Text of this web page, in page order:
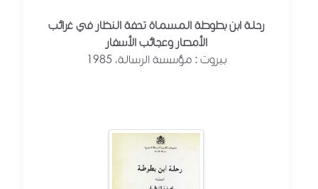
رحلة ابن بطوطة المسماة تحفة النظار في غرائب
الأمصار وعجائب الأسفار
بيروت : مؤسسة الرسالة، 1985